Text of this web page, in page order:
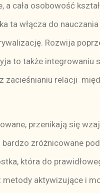
a cała osobowość
ta włącza do
Rozwija
to także integrowaniu
zacieśnianiu relacji
przenikają się
zróżnicowane
która do
aktywizujące i